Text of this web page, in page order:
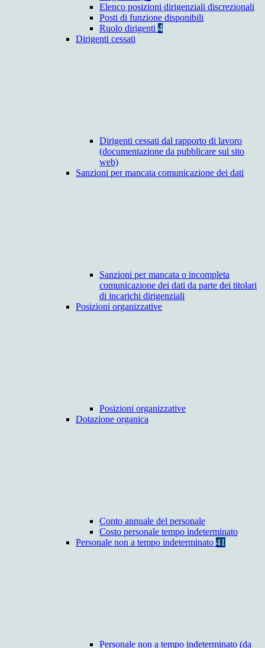
Elenco posizioni dirigenziali discrezionali
Posti di funzione disponibili
Ruolo dirigenti 4
Dirigenti cessati
Dirigenti cessati dal rapporto di lavoro
(documentazione da pubblicare sul sito
web)
Sanzioni per mancata comunicazione dei dati
Sanzioni per mancata o incompleta
comunicazione dei dati da parte dei titolari
di incarichi dirigenziali
Posizioni organizzative
Posizioni organizzative
Dotazione organica
Conto annuale del personale
Costo personale tempo indeterminato
Personale non a tempo indeterminato 41
Personale non a tempo indeterminato (da